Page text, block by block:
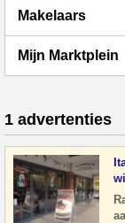
Makelaars
Mijn Marktplein
1 advertenties